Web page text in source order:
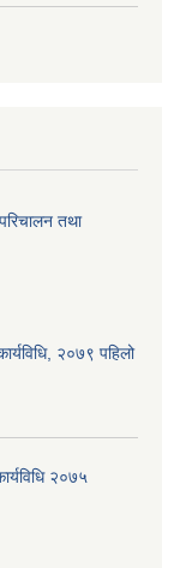
तथा
२०७९ पहिलो
२०७५